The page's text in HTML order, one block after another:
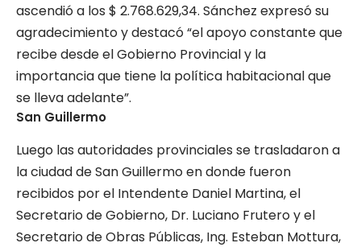
ascendió a los $ 2.768.629,34. Sánchez expresó su
agradecimiento y destacó “el apoyo constante que
recibe desde el Gobierno Provincial y la
importancia que tiene la política habitacional que
se lleva adelante”.
San Guillermo
Luego las autoridades provinciales se trasladaron a
la ciudad de San Guillermo en donde fueron
recibidos por el Intendente Daniel Martina, el
Secretario de Gobierno, Dr. Luciano Frutero y el
Secretario de Obras Públicas, Ing. Esteban Mottura,